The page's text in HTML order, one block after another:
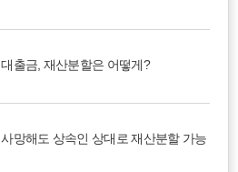
출금, 재산분할은 어떻게?
망해도 상속인 상대로 재산분할 가능